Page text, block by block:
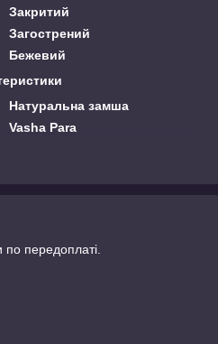
Закритий
Загострений
Бежевий
Натуральна замша
Vasha Para
по передоплаті.